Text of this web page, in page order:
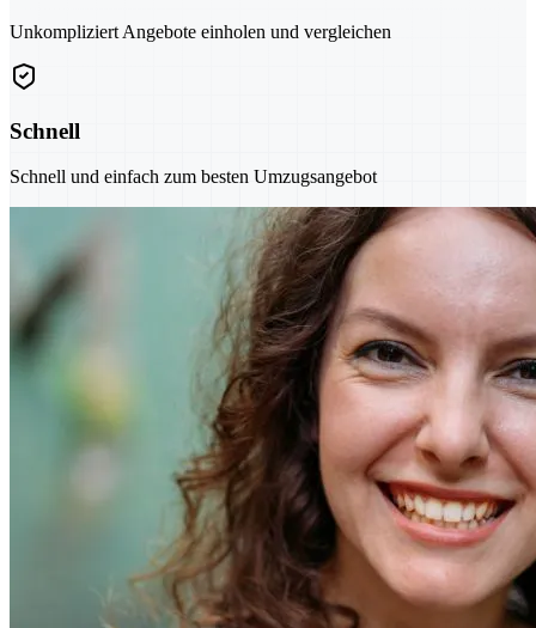
Unkompliziert Angebote einholen und vergleichen
Schnell
Schnell und einfach zum besten Umzugsangebot